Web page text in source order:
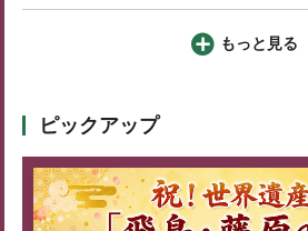
もっと見る
ピックアップ